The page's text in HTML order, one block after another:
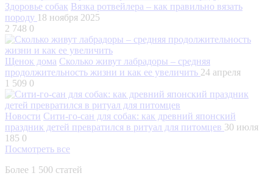
Здоровье собак Вязка ротвейлера – как правильно вязать
породу 18 ноября 2025
2 748 0
Щенок дома Сколько живут лабрадоры – средняя
продолжительность жизни и как ее увеличить 24 апреля
1 509 0
Новости Сити-го-сан для собак: как древний японский
праздник детей превратился в ритуал для питомцев 30 июля
185 0
Посмотреть все
Более 1 500 статей